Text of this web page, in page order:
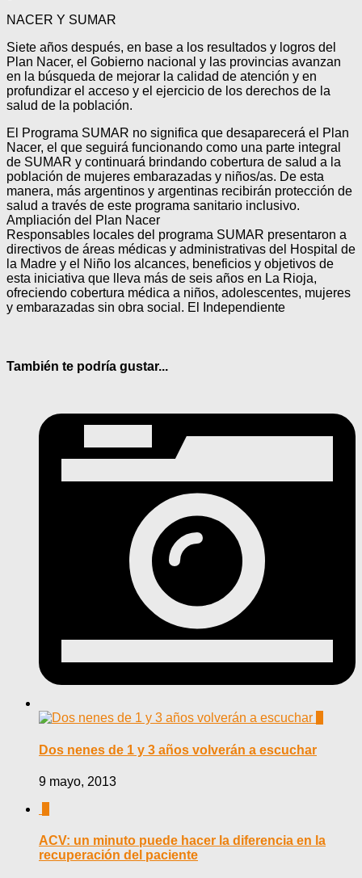
NACER Y SUMAR
Siete años después, en base a los resultados y logros del
Plan Nacer, el Gobierno nacional y las provincias avanzan
en la búsqueda de mejorar la calidad de atención y en
profundizar el acceso y el ejercicio de los derechos de la
salud de la población.
El Programa SUMAR no significa que desaparecerá el Plan
Nacer, el que seguirá funcionando como una parte integral
de SUMAR y continuará brindando cobertura de salud a la
población de mujeres embarazadas y niños/as. De esta
manera, más argentinos y argentinas recibirán protección de
salud a través de este programa sanitario inclusivo.
Ampliación del Plan Nacer
Responsables locales del programa SUMAR presentaron a
directivos de áreas médicas y administrativas del Hospital de
la Madre y el Niño los alcances, beneficios y objetivos de
esta iniciativa que lleva más de seis años en La Rioja,
ofreciendo cobertura médica a niños, adolescentes, mujeres
y embarazadas sin obra social. El Independiente
También te podría gustar...
Dos nenes de 1 y 3 años volverán a escuchar
9 mayo, 2013
ACV: un minuto puede hacer la diferencia en la
recuperación del paciente